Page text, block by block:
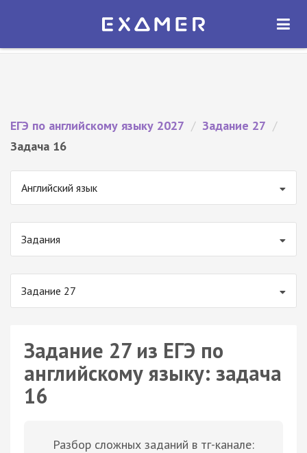
Экзамер — ЕГЭ 2027
ОТКРЫТЬ
ЕГЭ по английскому языку 2027 / Задание 27 /
Задача 16
Английский язык
Задания
Задание 27
Задание 27 из ЕГЭ по
английскому языку: задача
16
Разбор сложных заданий в тг-канале: